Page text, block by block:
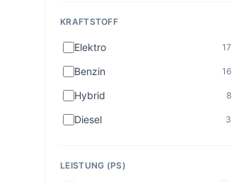
KRAFTSTOFF
Elektro 17
Benzin 16
Hybrid 8
Diesel 3
LEISTUNG (PS)